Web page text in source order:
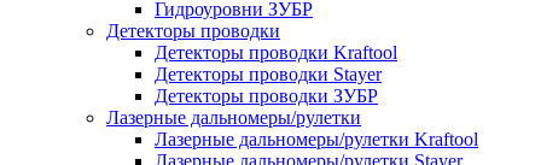
Гидроуровни ЗУБР
Детекторы проводки
Детекторы проводки Kraftool
Детекторы проводки Stayer
Детекторы проводки ЗУБР
Лазерные дальномеры/рулетки
Лазерные дальномеры/рулетки Kraftool
Лазерные дальномеры/рулетки Stayer